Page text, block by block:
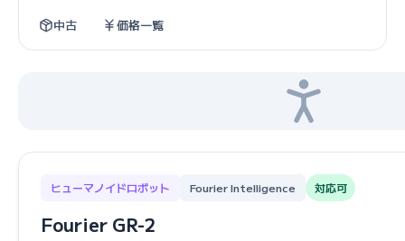
中古
価格一覧
ヒューマノイドロボット Fourier Intelligence 対応可
Fourier GR-2